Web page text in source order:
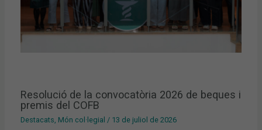
Resolució de la convocatòria 2026 de beques i
premis del COFB
Destacats, Món col·legial / 13 de juliol de 2026